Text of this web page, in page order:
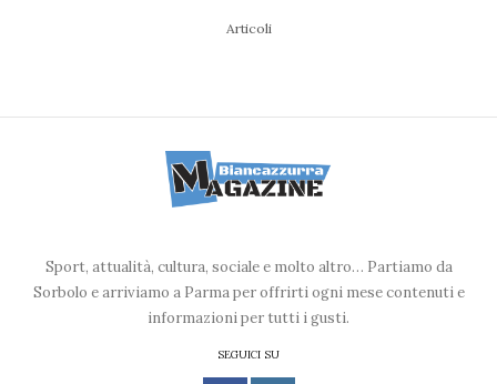
Articoli
Sport, attualità, cultura, sociale e molto altro… Partiamo da
Sorbolo e arriviamo a Parma per offrirti ogni mese contenuti e
informazioni per tutti i gusti.
SEGUICI SU